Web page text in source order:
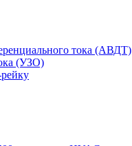
тока (АВДТ)
(УЗО)